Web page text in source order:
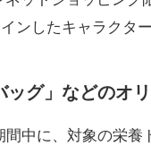
ンしたキャラクタ
グ」などのオ
中に、対象の栄養